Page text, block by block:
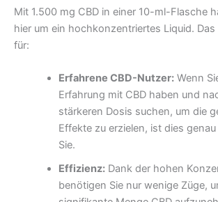
Mit 1.500 mg CBD in einer 10-ml-Flasche
hier um ein hochkonzentriertes Liquid.
für:
Erfahrene CBD-Nutzer:Wenn
Erfahrung mit CBD haben und
stärkeren Dosis suchen, um die
Effekte zu erzielen, ist dies
Sie.
Effizienz:Dank der hohen
benötigen Sie nur wenige Züge,